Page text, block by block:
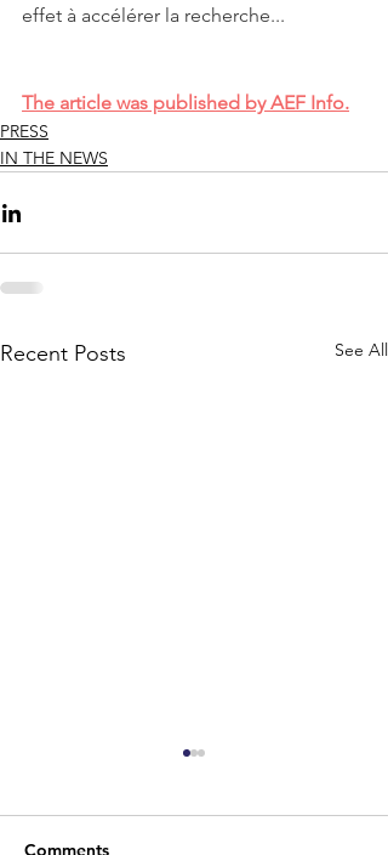
effet à accélérer la recherche...
The article was published by AEF Info.
PRESS
IN THE NEWS
Recent Posts See All
Comments